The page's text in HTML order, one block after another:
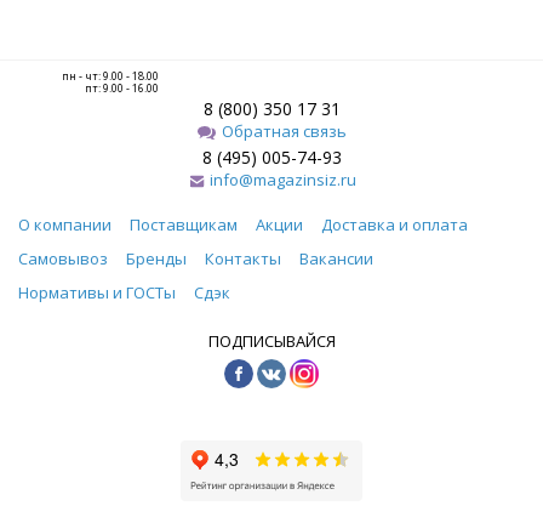
пн - чт: 9.00 - 18.00
пт: 9.00 - 16.00
8 (800) 350 17 31
Обратная связь
8 (495) 005-74-93
info@magazinsiz.ru
О компании Поставщикам Акции
Доставка и оплата
Самовывоз
Бренды Контакты
Вакансии
Нормативы и ГОСТы
Сдэк
ПОДПИСЫВАЙСЯ